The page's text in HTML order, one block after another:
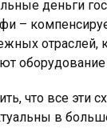
деньги
–
отраслей,
что все эти
в